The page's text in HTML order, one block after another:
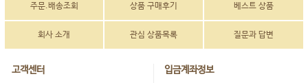
주문.배송조회 상품 구매후기 베스트 상품
회사 소개 관심 상품목록 질문과 답변
고객센터 입금계좌정보